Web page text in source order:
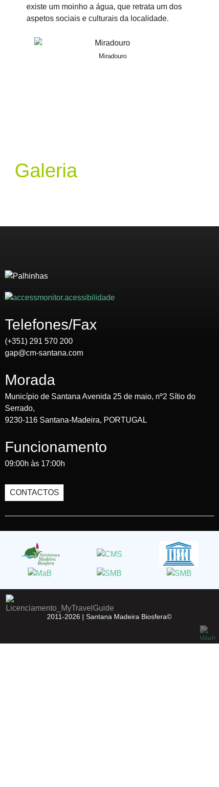
existe um moinho a água, que retrata um dos
aspetos sociais e culturais da localidade.
Miradouro
Galeria
Telefones/Fax
(+351) 291 570 200
gap@cm-santana.com
Morada
Município de Santana Avenida 25 de maio, nº2 Sítio do
Serrado,
9230-116 Santana-Madeira, PORTUGAL
Funcionamento
09:00h às 17:00h
CONTACTOS
2011-2026 |Santana Madeira Biosfera©